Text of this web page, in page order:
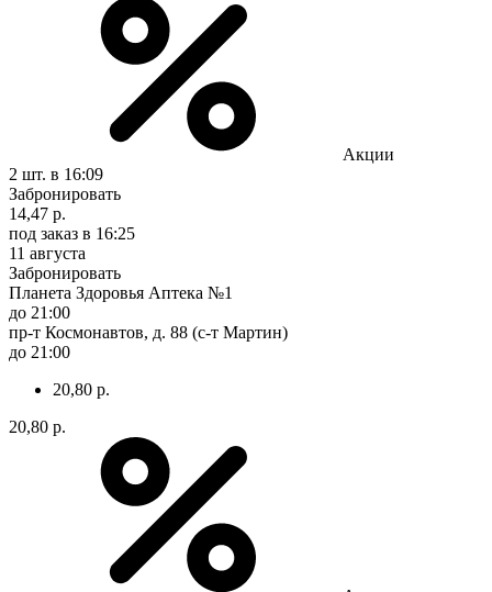
Акции
2 шт. в 16:09
Забронировать
14,47 р.
под заказ в 16:25
11 августа
Забронировать
Планета Здоровья Аптека №1
до 21:00
пр-т Космонавтов, д. 88 (с-т Мартин)
до 21:00
20,80 р.
20,80 р.